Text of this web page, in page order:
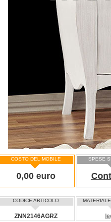
COSTO DEL MOBILE
0,00 euro
SPESE
CODICE ARTICOLO
ZNN2146AGRZ